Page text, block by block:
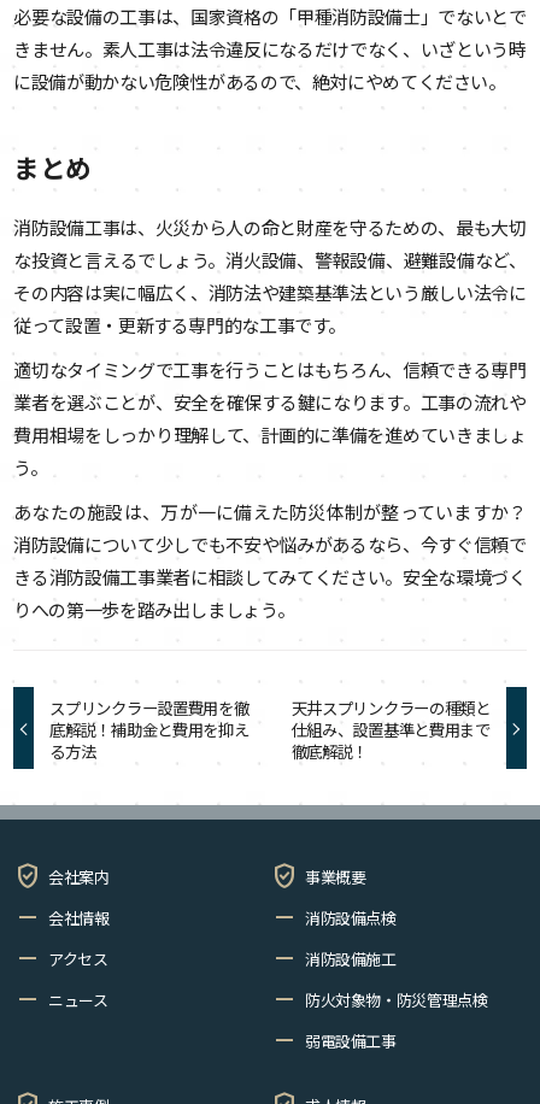
必要な設備の工事は、国家資格の「甲種消防設備士」でないとで
きません。素人工事は法令違反になるだけでなく、いざという時
に設備が動かない危険性があるので、絶対にやめてください。
まとめ
消防設備工事は、火災から人の命と財産を守るための、最も大切
な投資と言えるでしょう。消火設備、警報設備、避難設備など、
その内容は実に幅広く、消防法や建築基準法という厳しい法令に
従って設置・更新する専門的な工事です。
適切なタイミングで工事を行うことはもちろん、信頼できる専門
業者を選ぶことが、安全を確保する鍵になります。工事の流れや
費用相場をしっかり理解して、計画的に準備を進めていきましょ
う。
あなたの施設は、万が一に備えた防災体制が整っていますか？
消防設備について少しでも不安や悩みがあるなら、今すぐ信頼で
きる消防設備工事業者に相談してみてください。安全な環境づく
りへの第一歩を踏み出しましょう。
スプリンクラー設置費用を徹
底解説！補助金と費用を抑え
る方法
天井スプリンクラーの種類と
仕組み、設置基準と費用まで
徹底解説！
verified_user 会社案内
remove 会社情報
remove アクセス
remove ニュース
verified_user 事業概要
remove 消防設備点検
remove 消防設備施工
remove 防火対象物・防災管理点検
remove 弱電設備工事